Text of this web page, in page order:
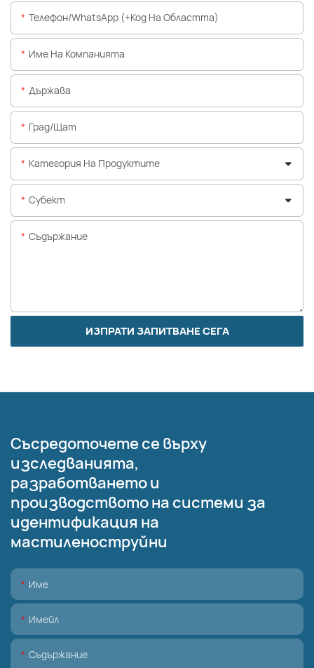
Телефон/WhatsApp (+Код На Областта)
Име На Компанията
Държава
Град/щат
Категория На Продуктите
Субект
Съдържание
ИЗПРАТИ ЗАПИТВАНЕ СЕГА
Съсредоточете се върху
изследванията,
разработването и
производството на системи за
идентификация на
мастиленоструйни
Име
Имейл
Съдържание